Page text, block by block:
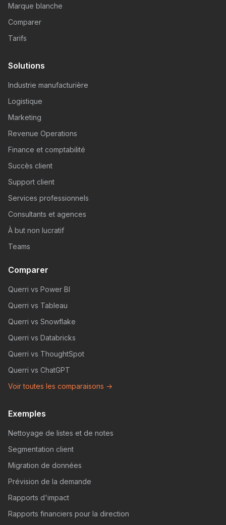
Marque blanche
Comparer
Tarifs
Solutions
Industrie manufacturière
Logistique
Marketing
Revenue Operations
Finance et comptabilité
Succès client
Support client
Services professionnels
Consultants et agences
À but non lucratif
Teams
Comparer
Querri vs Power BI
Querri vs Tableau
Querri vs Snowflake
Querri vs Databricks
Querri vs ThoughtSpot
Querri vs ChatGPT
Voir toutes les comparaisons →
Exemples
Nettoyage de listes et de notes
Segmentation client
Migration de données
Prévision de la demande
Rapports d'impact
Rapports financiers pour la direction